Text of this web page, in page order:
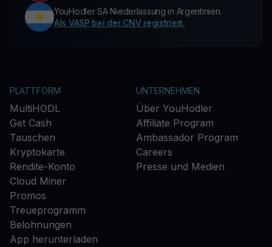
YouHodler SA Niederlassung in Argentinien.
Als VASP bei der CNV registriert.
PLATTFORM
MultiHODL
Get Cash
Tauschen
Kryptokarte
Rendite-Konto
Cloud Miner
Promos
Treueprogramm
Belohnungen
App herunterladen
UNTERNEHMEN
Über YouHodler
Affiliate Program
Ambassador Program
Careers
Presse und Medien